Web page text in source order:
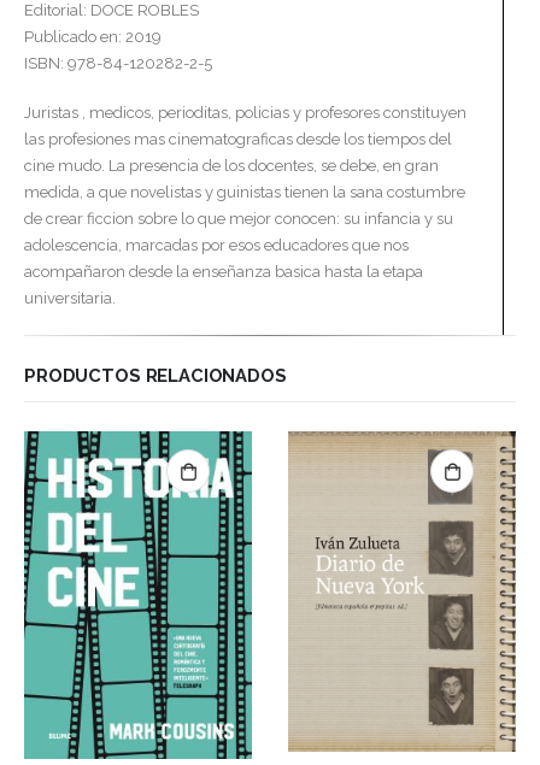
Editorial: DOCE ROBLES
Publicado en: 2019
ISBN: 978-84-120282-2-5
Juristas , medicos, perioditas, policias y profesores constituyen
las profesiones mas cinematograficas desde los tiempos del
cine mudo. La presencia de los docentes, se debe, en gran
medida, a que novelistas y guinistas tienen la sana costumbre
de crear ficcion sobre lo que mejor conocen: su infancia y su
adolescencia, marcadas por esos educadores que nos
acompañaron desde la enseñanza basica hasta la etapa
universitaria.
PRODUCTOS RELACIONADOS